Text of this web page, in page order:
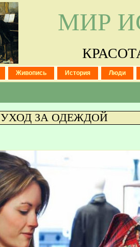
МИР
Живопись История Люди
УХОД ЗА ОДЕЖДОЙ